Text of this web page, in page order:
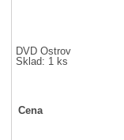
DVD Ostrov
Sklad: 1 ks
Cena